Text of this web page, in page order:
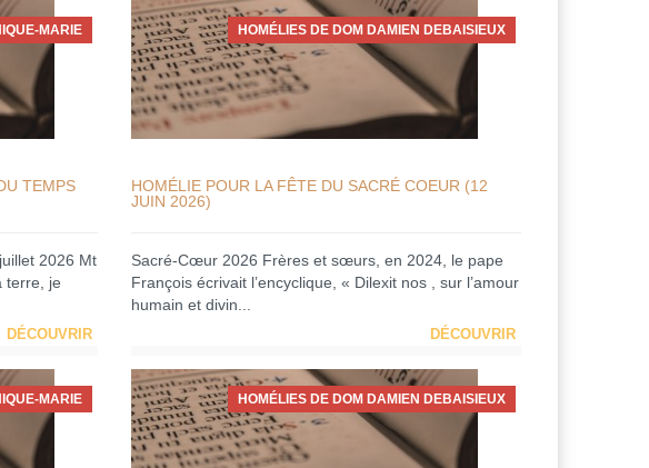
MARIE
TEMPS
2026 Mt
terre, je
DÉCOUVRIR
HOMÉLIES DE DOM DAMIEN DEBAISIEUX
HOMÉLIE POUR LA FÊTE DU SACRÉ COEUR (12
JUIN 2026)
Sacré-Cœur 2026 Frères et sœurs, en 2024, le pape
François écrivait l’encyclique, « Dilexit nos , sur l’amour
humain et divin...
DÉCOUVRIR
MARIE HOMÉLIES DE DOM DAMIEN DEBAISIEUX